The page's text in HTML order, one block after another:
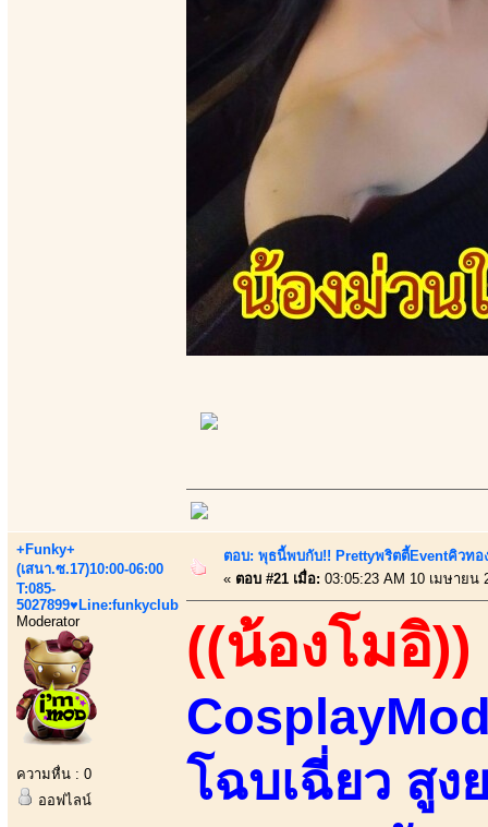
+Funky+
(เสนา.ซ.17)10:00-06:00
T:085-
5027899♥Line:funkyclub
Moderator
ความหื่น : 0
ออฟไลน์
ตอบ: พุธนี้พบกับ!! Prettyพริตตี้Eventคิวทอ
« ตอบ #21 เมื่อ: 03:05:23 AM 10 เมษายน
((น้องโมอิ))
โฉบเฉี่ยว สูง